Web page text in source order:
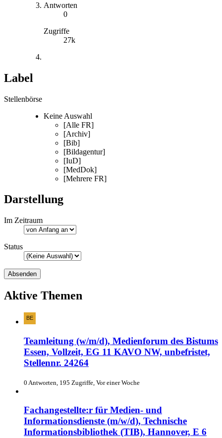
Antworten
0
Zugriffe
27k
Label
Stellenbörse
Keine Auswahl
[Alle FR]
[Archiv]
[Bib]
[Bildagentur]
[IuD]
[MedDok]
[Mehrere FR]
Darstellung
Im Zeitraum
Status
Aktive Themen
Teamleitung (w/m/d), Medienforum des Bistums
Essen, Vollzeit, EG 11 KAVO NW, unbefristet,
Stellennr. 24264
0 Antworten, 195 Zugriffe, Vor einer Woche
Fachangestellte:r für Medien- und
Informationsdienste (m/w/d), Technische
Informationsbibliothek (TIB), Hannover, E 6